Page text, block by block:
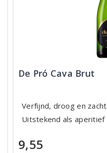
De Pró Cava Brut
Verfijnd, droog en zacht
Uitstekend als aperitief
9,55